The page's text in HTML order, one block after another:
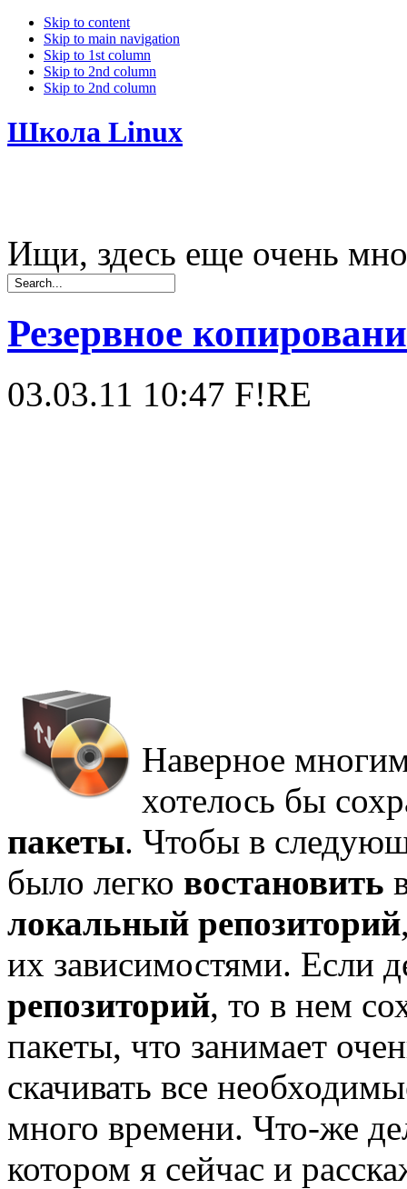
Skip to content
Skip to main navigation
Skip to 1st column
Skip to 2nd column
Skip to 2nd column
Школа Linux
Ищи, здесь еще очень
Резервное
03.03.11 10:47 F!RE
Наверное
хотелось бы
пакеты. Чтобы в
было легко востановить
локальный репозиторий
их зависимостями. Если
репозиторий, то в нем
пакеты, что занимает
скачивать все
много времени. Что-же
котором я сейчас и